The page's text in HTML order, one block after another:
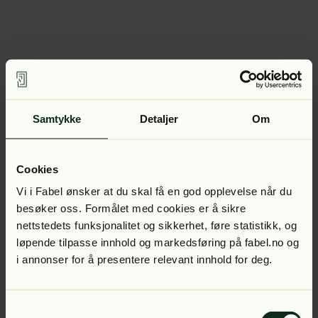
Samtykke Detaljer Om
Cookies
Vi i Fabel ønsker at du skal få en god opplevelse når du
besøker oss. Formålet med cookies er å sikre
nettstedets funksjonalitet og sikkerhet, føre statistikk, og
løpende tilpasse innhold og markedsføring på fabel.no og
i annonser for å presentere relevant innhold for deg.